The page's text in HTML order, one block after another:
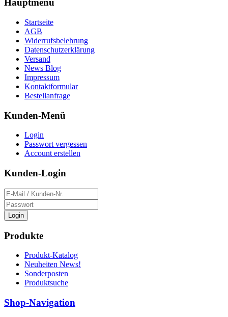
Hauptmenü
Startseite
AGB
Widerrufsbelehrung
Datenschutzerklärung
Versand
News Blog
Impressum
Kontaktformular
Bestellanfrage
Kunden-Menü
Login
Passwort vergessen
Account erstellen
Kunden-Login
Login
Produkte
Produkt-Katalog
Neuheiten News!
Sonderposten
Produktsuche
Shop-Navigation